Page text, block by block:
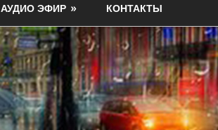
АУДИО ЭФИР КОНТАКТЫ